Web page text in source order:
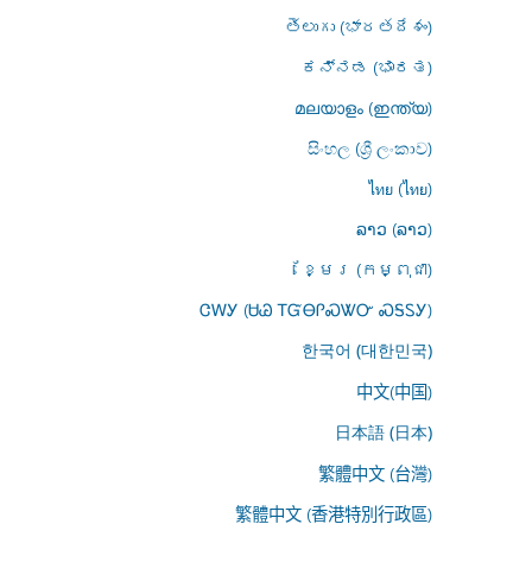
తెలుగు (భారతదేశం)
ಕನ್ನಡ (ಭಾರತ)
മലയാളം (ഇന്ത്യ)
සිංහල (ශ්‍රී ලංකාව)
ไทย (ไทย)
ລາວ (ລາວ)
ខ្មែរ (កម្ពុជា)
ᏣᎳᎩ (ᏌᏊ ᎢᏳᎾᎵᏍᏔᏅ ᏍᎦᏚᎩ)
한국어 (대한민국)
中文(中国)
日本語 (日本)
繁體中文 (台灣)
繁體中文 (香港特別行政區)